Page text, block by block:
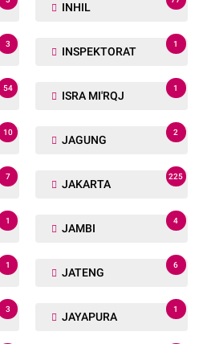
INHIL
3
INSPEKTORAT
1
54
ISRA MI'RQJ
1
10
JAGUNG
2
7
JAKARTA
225
1
JAMBI
4
1
JATENG
6
3
JAYAPURA
1